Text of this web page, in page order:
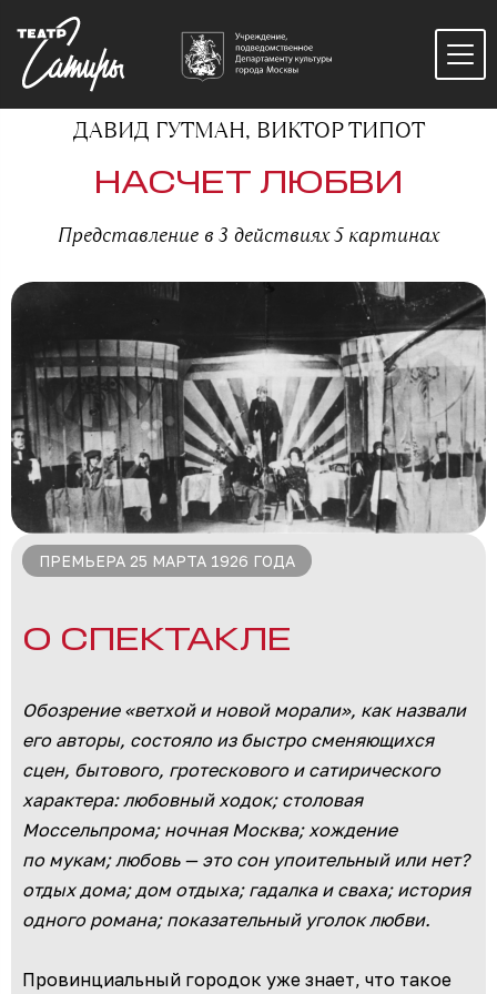
ДАВИД ГУТМАН, ВИКТОР ТИПОТ
НАСЧЕТ ЛЮБВИ
Представление в 3 действиях 5 картинах
ПРЕМЬЕРА 25 МАРТА 1926 ГОДА
О СПЕКТАКЛЕ
Обозрение «ветхой и новой морали», как назвали
его авторы, состояло из быстро сменяющихся
сцен, бытового, гротескового и сатирического
характера: любовный ходок; столовая
Моссельпрома; ночная Москва; хождение
по мукам; любовь — это сон упоительный или нет?
отдых дома; дом отдыха; гадалка и сваха; история
одного романа; показательный уголок любви.
Провинциальный городок уже знает, что такое